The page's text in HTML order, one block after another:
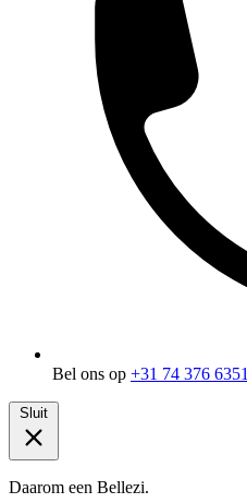
Bel ons op +31 74 376 6351
Sluit
Daarom een Bellezi.